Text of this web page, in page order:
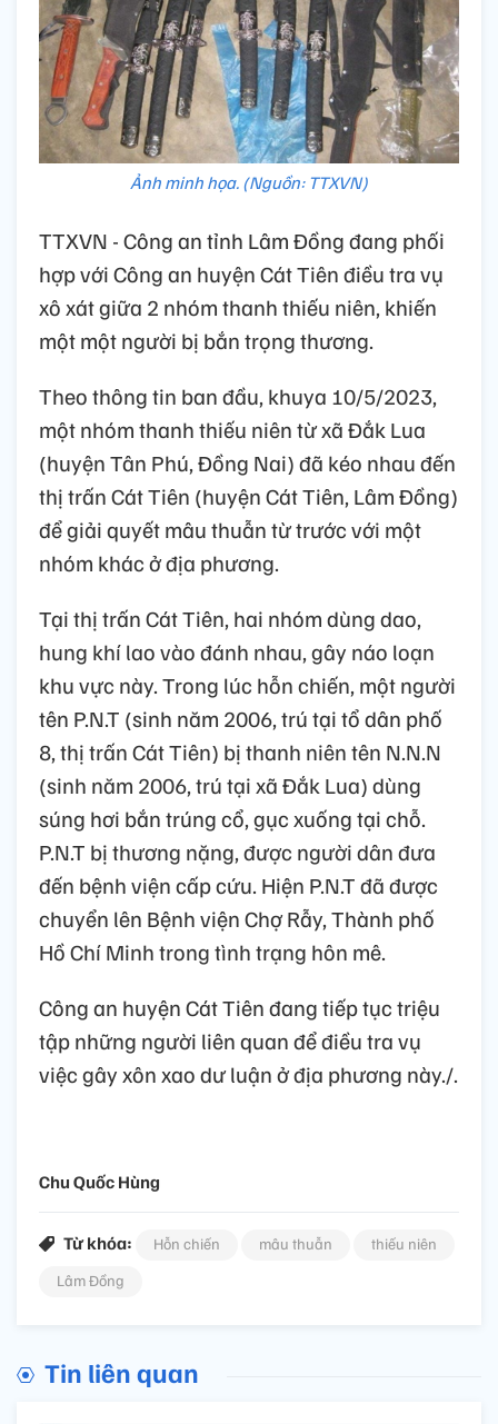
Ảnh minh họa. (Nguồn: TTXVN)
TTXVN - Công an tỉnh Lâm Đồng đang phối
hợp với Công an huyện Cát Tiên điều tra vụ
xô xát giữa 2 nhóm thanh thiếu niên, khiến
một một người bị bắn trọng thương.
Theo thông tin ban đầu, khuya 10/5/2023,
một nhóm thanh thiếu niên từ xã Đắk Lua
(huyện Tân Phú, Đồng Nai) đã kéo nhau đến
thị trấn Cát Tiên (huyện Cát Tiên, Lâm Đồng)
để giải quyết mâu thuẫn từ trước với một
nhóm khác ở địa phương.
Tại thị trấn Cát Tiên, hai nhóm dùng dao,
hung khí lao vào đánh nhau, gây náo loạn
khu vực này. Trong lúc hỗn chiến, một người
tên P.N.T (sinh năm 2006, trú tại tổ dân phố
8, thị trấn Cát Tiên) bị thanh niên tên N.N.N
(sinh năm 2006, trú tại xã Đắk Lua) dùng
súng hơi bắn trúng cổ, gục xuống tại chỗ.
P.N.T bị thương nặng, được người dân đưa
đến bệnh viện cấp cứu. Hiện P.N.T đã được
chuyển lên Bệnh viện Chợ Rẫy, Thành phố
Hồ Chí Minh trong tình trạng hôn mê.
Công an huyện Cát Tiên đang tiếp tục triệu
tập những người liên quan để điều tra vụ
việc gây xôn xao dư luận ở địa phương này./.
Chu Quốc Hùng
Từ khóa: Hỗn chiến mâu thuẫn
thiếu niên
Lâm Đồng
Tin liên quan